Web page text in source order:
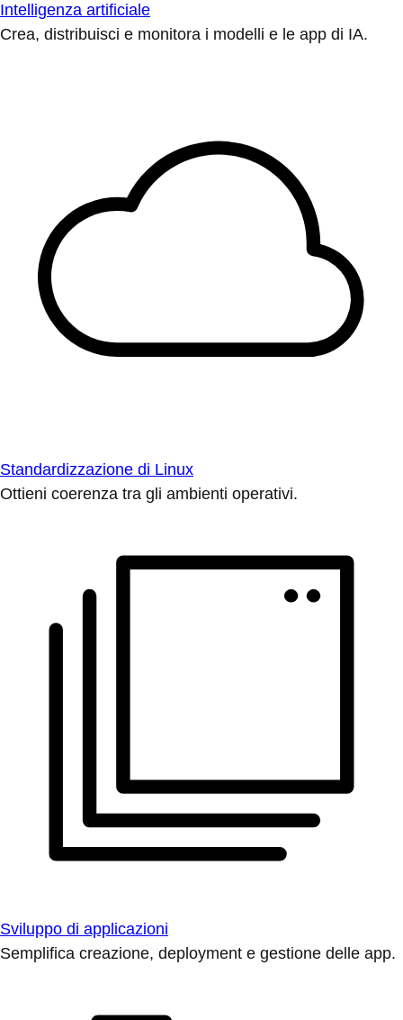
Intelligenza artificiale
Crea, distribuisci e monitora i modelli e le app di IA.
Standardizzazione di Linux
Ottieni coerenza tra gli ambienti operativi.
Sviluppo di applicazioni
Semplifica creazione, deployment e gestione delle app.